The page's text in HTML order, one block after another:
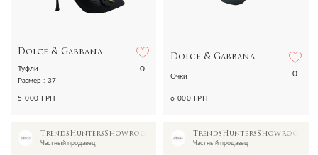
Dolce & Gabbana
0
Туфли
Размер : 37
5 000 ГРН
Dolce & Gabbana
0
Очки
6 000 ГРН
TrendsHuntersShowroom
Частный продавец
TrendsHuntersShowroom
Частный продавец